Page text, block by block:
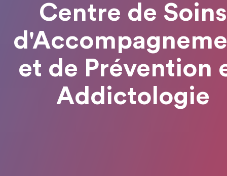
Centre de Soins
et de Prévention
Addictologie